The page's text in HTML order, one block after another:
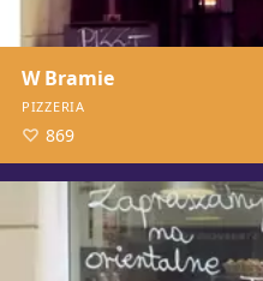
W Bramie
PIZZERIA
869